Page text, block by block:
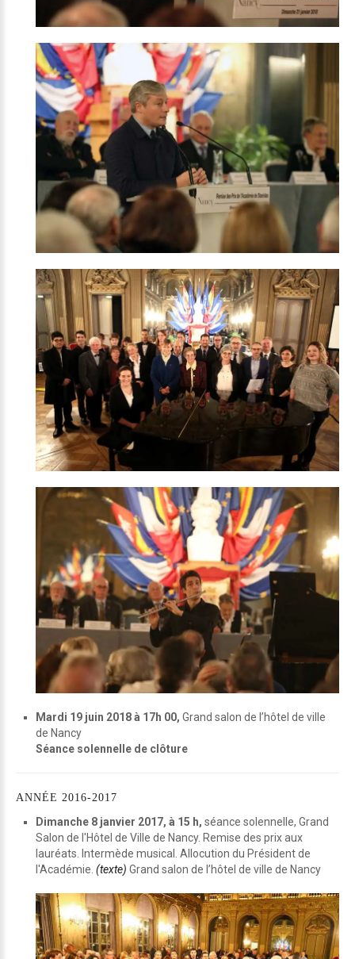
Mardi 19 juin 2018 à 17h 00, Grand salon de l’hôtel de ville
de Nancy
Séance solennelle de clôture
ANNÉE 2016-2017
Dimanche 8 janvier 2017, à 15 h, séance solennelle, Grand
Salon de l'Hôtel de Ville de Nancy. Remise des prix aux
lauréats. Intermède musical. Allocution du Président de
l'Académie. (texte) Grand salon de l’hôtel de ville de Nancy